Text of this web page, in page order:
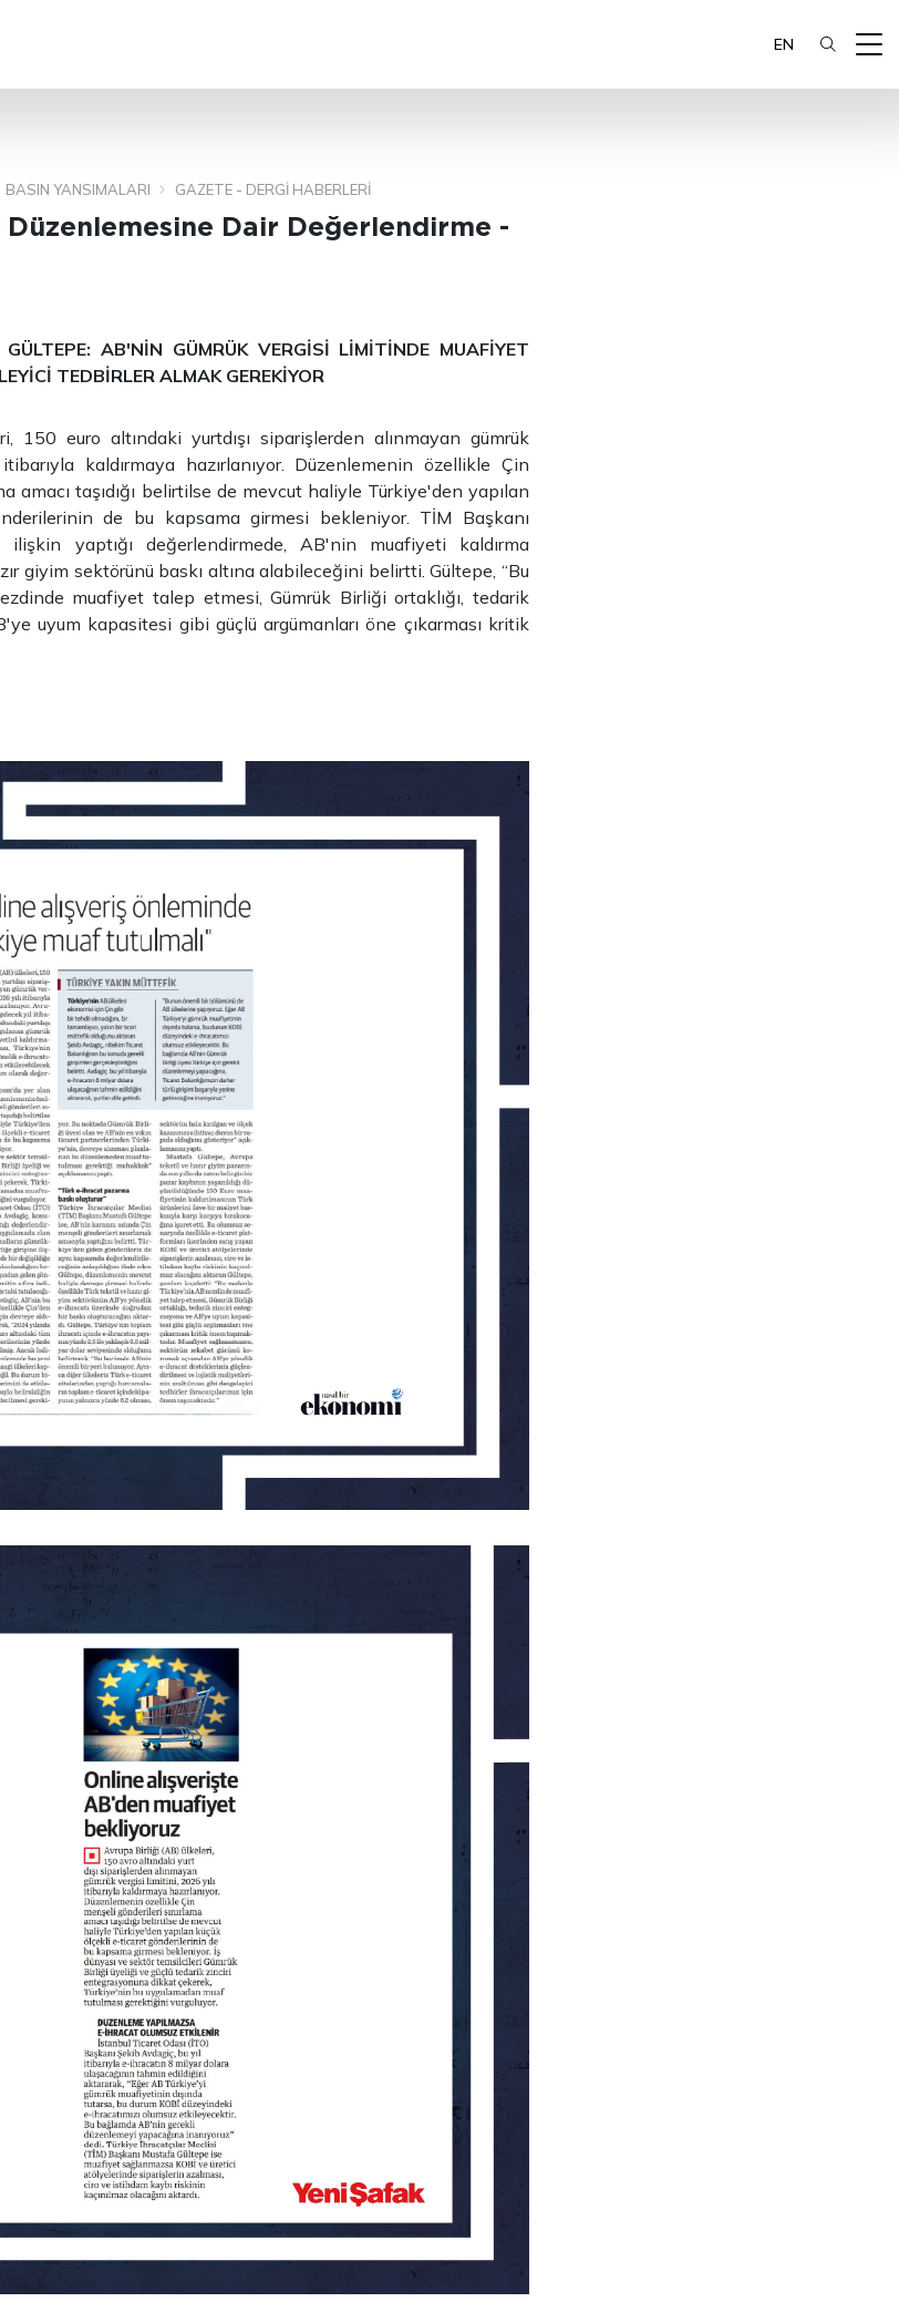
EN
BASIN YANSIMALARI GAZETE - DERGI HABERLERI
Dair Değerlendirme -
AB'NİN GÜMRÜK VERGİSİ LİMİTİNDE MUAFİYET
TEDBİRLER ALMAK GEREKİYOR
150 euro altındaki yurtdışı siparişlerden alınmayan gümrük
kaldırmaya hazırlanıyor. Düzenlemenin özellikle Çin
amacı taşıdığı belirtilse de mevcut haliyle Türkiye'den yapılan
de bu kapsama girmesi bekleniyor. TİM Başkanı
yaptığı değerlendirmede, AB'nin muafiyeti kaldırma
giyim sektörünü baskı altına alabileceğini belirtti. Gültepe, “Bu
muafiyet talep etmesi, Gümrük Birliği ortaklığı, tedarik
uyum kapasitesi gibi güçlü argümanları öne çıkarması kritik